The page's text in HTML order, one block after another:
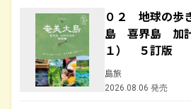
０２ 地球の
島 喜界島 加
１） ５訂版
島旅
2026.08.06 発売